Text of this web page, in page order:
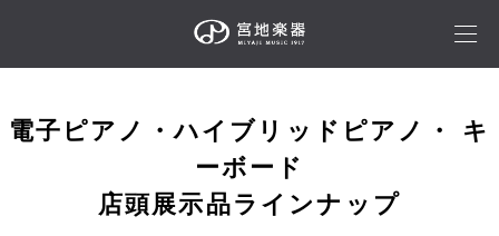
電子ピアノ・ハイブリッドピアノ・ キ
ーボード
店頭展示品ラインナップ